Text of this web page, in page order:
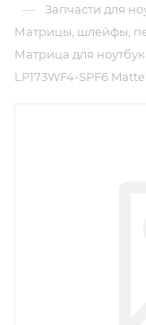
— Запчасти для
Матрицы, шлейфы,
Матрица для
LP173WF4-SPF6